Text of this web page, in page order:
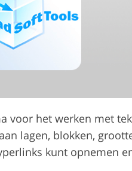
voor het werken met
lagen, blokken,
kunt opnemen